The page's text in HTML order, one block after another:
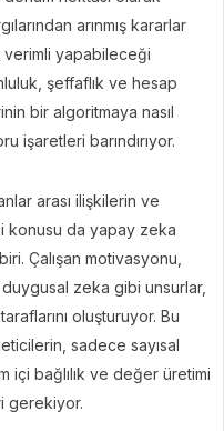
arınmış kararlar
yapabileceği
şeffaflık ve hesap
bir algoritmaya nasıl
işaretleri barındırıyor.
arası ilişkilerin ve
konusu da yapay zeka
Çalışan motivasyonu,
zeka gibi unsurlar,
oluşturuyor. Bu
sadece sayısal
içi bağlılık ve değer üretimi
gerekiyor.